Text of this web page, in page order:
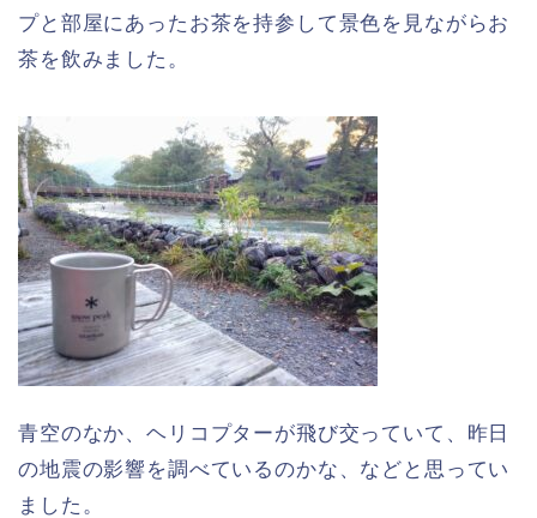
プと部屋にあったお茶を持参して景色を見ながらお
茶を飲みました。
青空のなか、ヘリコプターが飛び交っていて、昨日
の地震の影響を調べているのかな、などと思ってい
ました。